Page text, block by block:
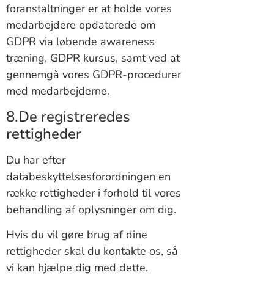
foranstaltninger er at holde vores
medarbejdere opdaterede om
GDPR via løbende awareness
træning, GDPR kursus, samt ved at
gennemgå vores GDPR-procedurer
med medarbejderne.
8.De registreredes
rettigheder
Du har efter
databeskyttelsesforordningen en
række rettigheder i forhold til vores
behandling af oplysninger om dig.
Hvis du vil gøre brug af dine
rettigheder skal du kontakte os, så
vi kan hjælpe dig med dette.